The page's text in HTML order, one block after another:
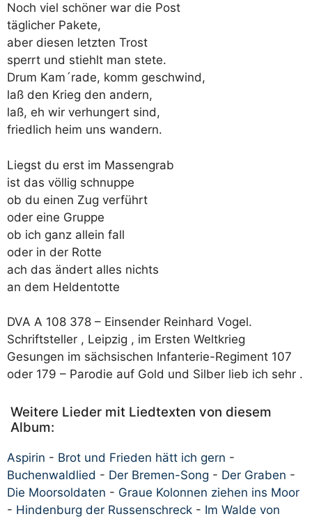
Noch viel schöner war die Post
täglicher Pakete,
aber diesen letzten Trost
sperrt und stiehlt man stete.
Drum Kam´rade, komm geschwind,
laß den Krieg den andern,
laß, eh wir verhungert sind,
friedlich heim uns wandern.
Liegst du erst im Massengrab
ist das völlig schnuppe
ob du einen Zug verführt
oder eine Gruppe
ob ich ganz allein fall
oder in der Rotte
ach das ändert alles nichts
an dem Heldentotte
DVA A 108 378 – Einsender Reinhard Vogel.
Schriftsteller , Leipzig , im Ersten Weltkrieg
Gesungen im sächsischen Infanterie-Regiment 107
oder 179 – Parodie auf Gold und Silber lieb ich sehr .
Weitere Lieder mit Liedtexten von diesem
Album:
Aspirin - Brot und Frieden hätt ich gern -
Buchenwaldlied - Der Bremen-Song - Der Graben -
Die Moorsoldaten - Graue Kolonnen ziehen ins Moor
- Hindenburg der Russenschreck - Im Walde von